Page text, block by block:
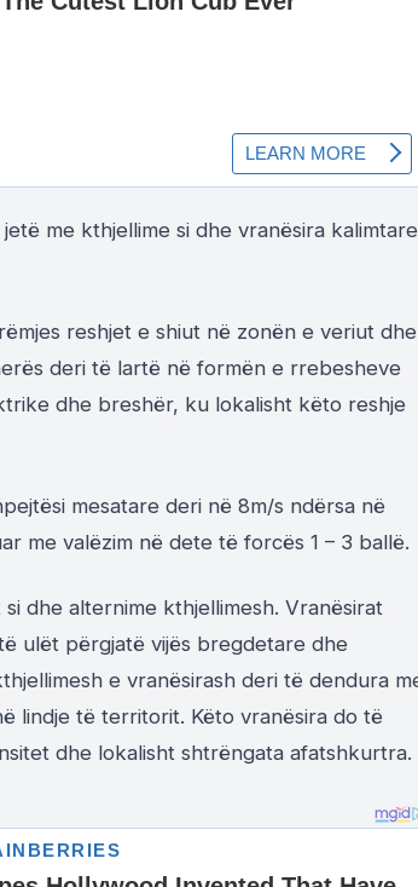
me kthjellime si dhe vranësira
reshjet e shiut në zonën e veriut dhe
deri të lartë në formën e rrebesheve
dhe breshër, ku lokalisht këto reshje
mesatare deri në 8m/s ndërsa në
me valëzim në dete të forcës 1 – 3 ballë.
dhe alternime kthjellimesh. Vranësirat
ulët përgjatë vijës bregdetare dhe
e vranësirash deri të dendura
lindje të territorit. Këto vranësira do të
dhe lokalisht shtrëngata afatshkurtra.